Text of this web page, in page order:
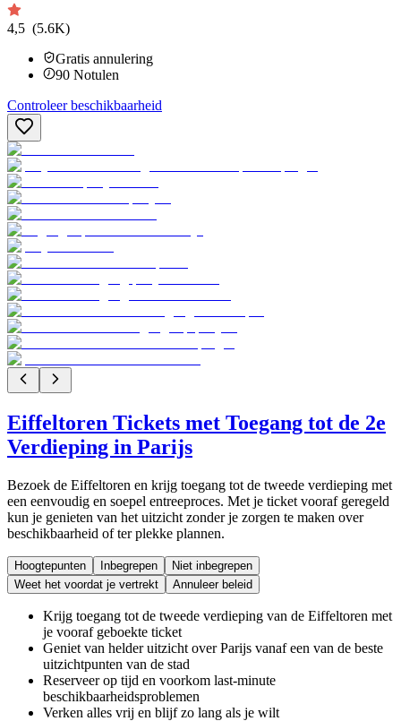
4,5 (5.6K)
Gratis annulering
90 Notulen
Controleer beschikbaarheid
Eiffeltoren Tickets met Toegang tot de 2e
Verdieping in Parijs
Bezoek de Eiffeltoren en krijg toegang tot de tweede verdieping met
een eenvoudig en soepel entreeproces. Met je ticket vooraf geregeld
kun je genieten van het uitzicht zonder je zorgen te maken over
beschikbaarheid of ter plekke plannen.
Hoogtepunten Inbegrepen
Niet inbegrepen
Weet het voordat je vertrekt
Annuleer beleid
Krijg toegang tot de tweede verdieping van de Eiffeltoren met
je vooraf geboekte ticket
Geniet van helder uitzicht over Parijs vanaf een van de beste
uitzichtpunten van de stad
Reserveer op tijd en voorkom last-minute
beschikbaarheidsproblemen
Verken alles vrij en blijf zo lang als je wilt